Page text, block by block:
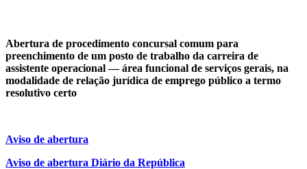
Abertura de procedimento concursal comum para
preenchimento de um posto de trabalho da carreira de
assistente operacional — área funcional de serviços gerais, na
modalidade de relação jurídica de emprego público a termo
resolutivo certo
Aviso de abertura
Aviso de abertura Diário da República